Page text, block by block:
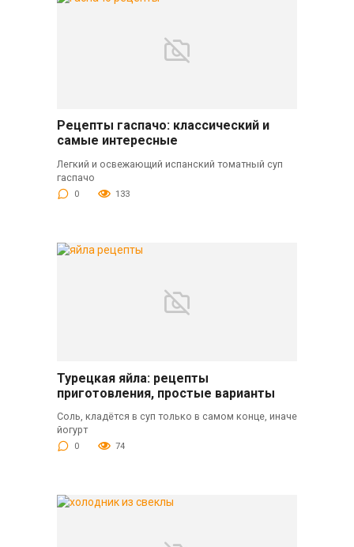
Рецепты гаспачо: классический и
самые интересные
Легкий и освежающий испанский томатный суп
гаспачо
0 133
Турецкая яйла: рецепты
приготовления, простые варианты
Соль, кладётся в суп только в самом конце, иначе
йогурт
0 74